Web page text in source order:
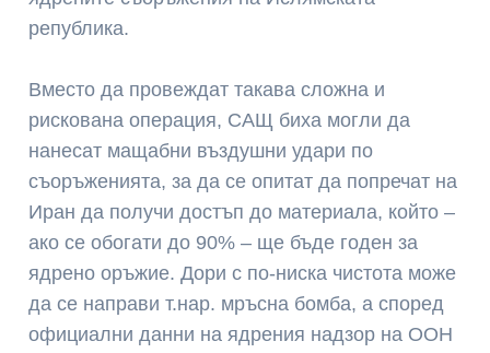
република.
Вместо да провеждат такава сложна и
рискована операция, САЩ биха могли да
нанесат мащабни въздушни удари по
съоръженията, за да се опитат да попречат на
Иран да получи достъп до материала, който –
ако се обогати до 90% – ще бъде годен за
ядрено оръжие. Дори с по-ниска чистота може
да се направи т.нар. мръсна бомба, а според
официални данни на ядрения надзор на ООН